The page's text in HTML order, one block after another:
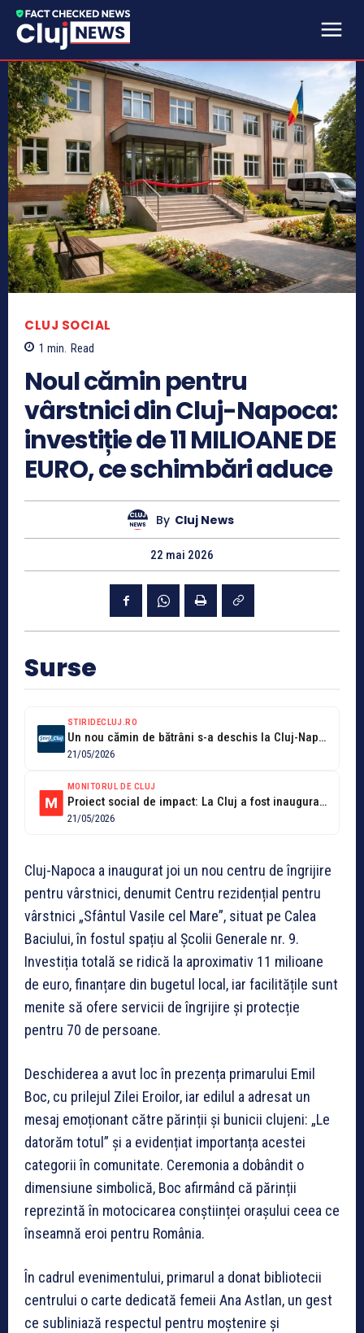
CLUJ SOCIAL
1 min. Read
Noul cămin pentru
vârstnici din Cluj-Napoca:
investiție de 11 MILIOANE DE
EURO, ce schimbări aduce
By Cluj News
22 mai 2026
Surse
STIRIDECLUJ.RO
Un nou cămin de bătrâni s-a deschis la Cluj-Napoca de Ziua Eroilor!...
21/05/2026
MONITORUL DE CLUJ
Proiect social de impact: La Cluj a fost inaugurat Centrul de îngrijire...
21/05/2026
Cluj-Napoca a inaugurat joi un nou centru de îngrijire
pentru vârstnici, denumit Centru rezidențial pentru
vârstnici „Sfântul Vasile cel Mare”, situat pe Calea
Baciului, în fostul spațiu al Școlii Generale nr. 9.
Investiția totală se ridică la aproximativ 11 milioane
de euro, finanțare din bugetul local, iar facilitățile sunt
menite să ofere servicii de îngrijire și protecție
pentru 70 de persoane.
Deschiderea a avut loc în prezența primarului Emil
Boc, cu prilejul Zilei Eroilor, iar edilul a adresat un
mesaj emoționant către părinții și bunicii clujeni: „Le
datorăm totul” și a evidențiat importanța acestei
categorii în comunitate. Ceremonia a dobândit o
dimensiune simbolică, Boc afirmând că părinții
reprezintă în motocicarea conștiinței orașului ceea ce
înseamnă eroi pentru România.
În cadrul evenimentului, primarul a donat bibliotecii
centrului o carte dedicată femeii Ana Astlan, un gest
ce subliniază respectul pentru moștenire și